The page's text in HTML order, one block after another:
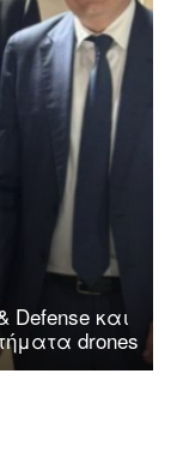
Defense και
drones